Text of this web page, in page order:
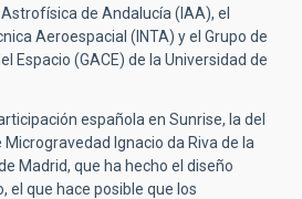
de Andalucía (IAA), el
Aeroespacial (INTA) y el Grupo de
Espacio (GACE) de la Universidad de
española en Sunrise, la del
Ignacio da Riva de la
Madrid, que ha hecho el diseño
el que hace posible que los